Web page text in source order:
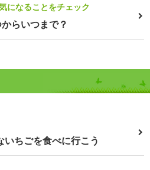
になることをチェック
らいつまで？
ちごを食べに行こう